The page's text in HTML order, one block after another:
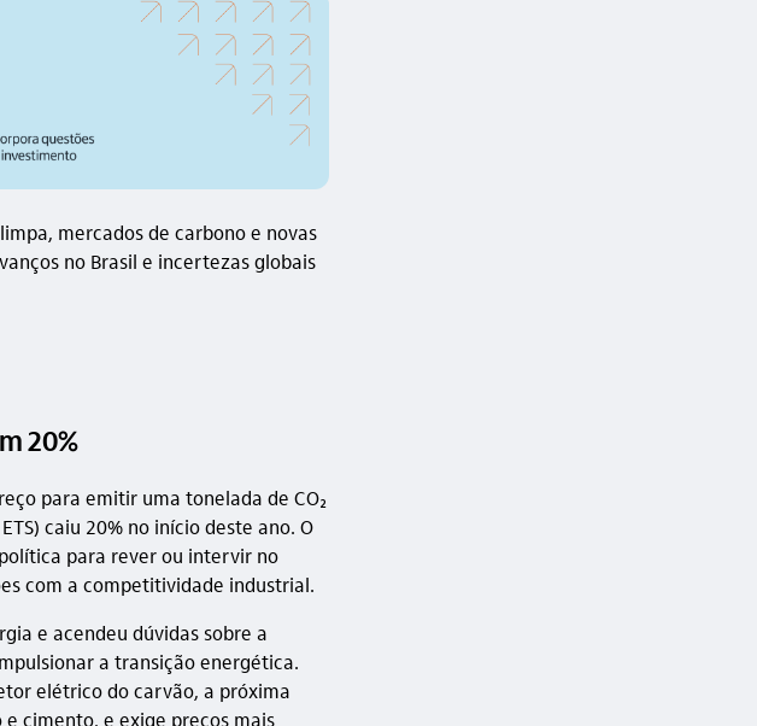
mercados de carbono e novas
no Brasil e incertezas globais
20%
para emitir uma tonelada de CO₂
caiu 20% no início deste ano. O
para rever ou intervir no
com a competitividade industrial.
e acendeu dúvidas sobre a
a transição energética.
elétrico do carvão, a próxima
cimento, e exige preços mais